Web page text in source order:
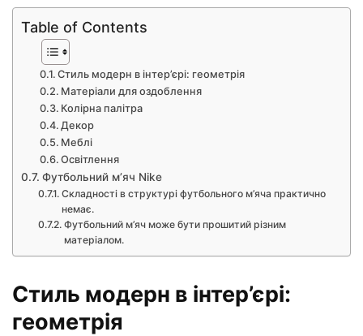
Table of Contents
Стиль модерн в інтер’єрі: геометрія
Матеріали для оздоблення
Колірна палітра
Декор
Меблі
Освітлення
Футбольний м’яч Nike
Складності в структурі футбольного м’яча практично
немає.
Футбольний м’яч може бути прошитий різним
матеріалом.
Стиль модерн в інтер’єрі:
геометрія